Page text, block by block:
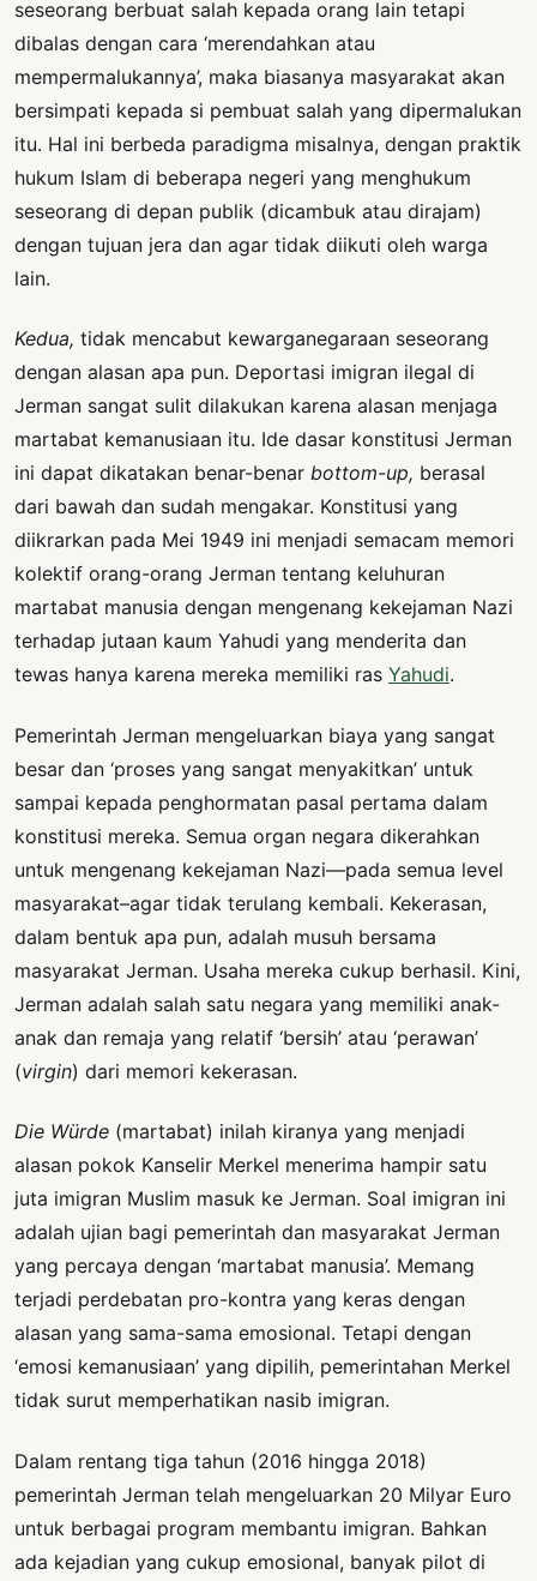
seseorang berbuat salah kepada orang lain tetapi
dibalas dengan cara ‘merendahkan atau
mempermalukannya’, maka biasanya masyarakat akan
bersimpati kepada si pembuat salah yang dipermalukan
itu. Hal ini berbeda paradigma misalnya, dengan praktik
hukum Islam di beberapa negeri yang menghukum
seseorang di depan publik (dicambuk atau dirajam)
dengan tujuan jera dan agar tidak diikuti oleh warga
lain.
Kedua, tidak mencabut kewarganegaraan seseorang
dengan alasan apa pun. Deportasi imigran ilegal di
Jerman sangat sulit dilakukan karena alasan menjaga
martabat kemanusiaan itu. Ide dasar konstitusi Jerman
ini dapat dikatakan benar-benar bottom-up, berasal
dari bawah dan sudah mengakar. Konstitusi yang
diikrarkan pada Mei 1949 ini menjadi semacam memori
kolektif orang-orang Jerman tentang keluhuran
martabat manusia dengan mengenang kekejaman Nazi
terhadap jutaan kaum Yahudi yang menderita dan
tewas hanya karena mereka memiliki ras Yahudi.
Pemerintah Jerman mengeluarkan biaya yang sangat
besar dan ‘proses yang sangat menyakitkan’ untuk
sampai kepada penghormatan pasal pertama dalam
konstitusi mereka. Semua organ negara dikerahkan
untuk mengenang kekejaman Nazi—pada semua level
masyarakat–agar tidak terulang kembali. Kekerasan,
dalam bentuk apa pun, adalah musuh bersama
masyarakat Jerman. Usaha mereka cukup berhasil. Kini,
Jerman adalah salah satu negara yang memiliki anak-
anak dan remaja yang relatif ‘bersih’ atau ‘perawan’
(virgin) dari memori kekerasan.
Die Würde (martabat) inilah kiranya yang menjadi
alasan pokok Kanselir Merkel menerima hampir satu
juta imigran Muslim masuk ke Jerman. Soal imigran ini
adalah ujian bagi pemerintah dan masyarakat Jerman
yang percaya dengan ‘martabat manusia’. Memang
terjadi perdebatan pro-kontra yang keras dengan
alasan yang sama-sama emosional. Tetapi dengan
‘emosi kemanusiaan’ yang dipilih, pemerintahan Merkel
tidak surut memperhatikan nasib imigran.
Dalam rentang tiga tahun (2016 hingga 2018)
pemerintah Jerman telah mengeluarkan 20 Milyar Euro
untuk berbagai program membantu imigran. Bahkan
ada kejadian yang cukup emosional, banyak pilot di